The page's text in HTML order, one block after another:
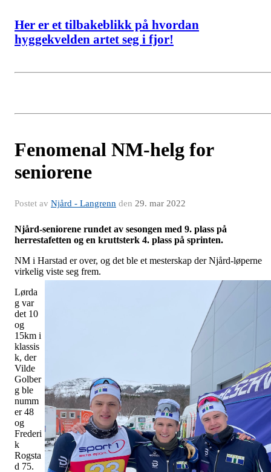
Her er et tilbakeblikk på hvordan
hyggekvelden artet seg i fjor!
Fenomenal NM-helg for
seniorene
Postet av Njård - Langrenn den 29. mar 2022
Njård-seniorene rundet av sesongen med 9. plass på
herrestafetten og en kruttsterk 4. plass på sprinten.
NM i Harstad er over, og det ble et mesterskap der Njård-løperne
virkelig viste seg frem.
Lørda
g var
det 10
og
15km i
klassis
k, der
Vilde
Golber
g ble
numm
er 48
og
Frederi
k
Rogsta
d 75.